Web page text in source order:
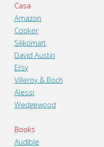
Casa
Amazon
Cooker
Silikomart
David Austin
Etsy
Villeroy & Boch
Alessi
Wedgewood
Books
Audible